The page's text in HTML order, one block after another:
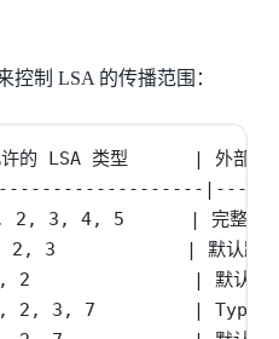
控制 LSA 的传播范围：
的 LSA 类型      | 外部路
2, 3, 4, 5      | 完整
3            | 默认路由
2               | 默认路由
3, 7         | Type-7 LSA